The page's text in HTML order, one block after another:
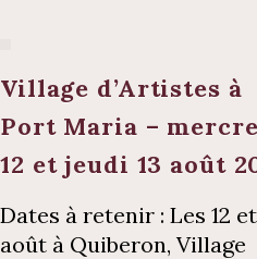
Village d’Artistes à
Port Maria –
12 et jeudi 13 août
Dates à retenir : Les 12 et
août à Quiberon, Village